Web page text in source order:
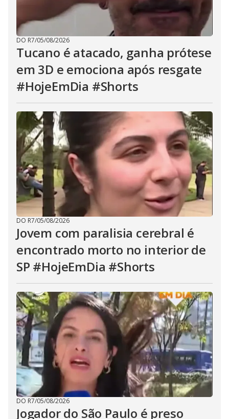
DO R7/05/08/2026
Tucano é atacado, ganha prótese
em 3D e emociona após resgate
#HojeEmDia #Shorts
DO R7/05/08/2026
Jovem com paralisia cerebral é
encontrado morto no interior de
SP #HojeEmDia #Shorts
DO R7/05/08/2026
Jogador do São Paulo é preso